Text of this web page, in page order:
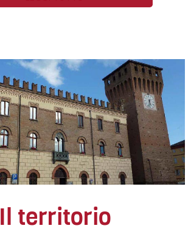
Il territorio